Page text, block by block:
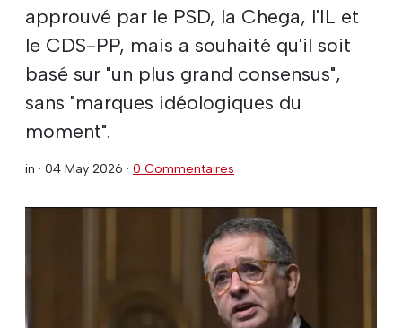
approuvé par le PSD, la Chega, l'IL et
le CDS-PP, mais a souhaité qu'il soit
basé sur "un plus grand consensus",
sans "marques idéologiques du
moment".
in · 04 May 2026 · 0 Commentaires